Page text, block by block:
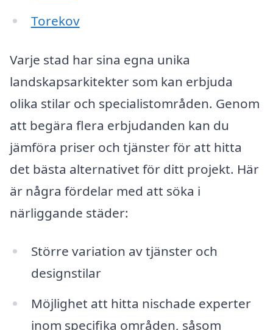
Torekov
Varje stad har sina egna unika
landskapsarkitekter som kan erbjuda
olika stilar och specialistområden. Genom
att begära flera erbjudanden kan du
jämföra priser och tjänster för att hitta
det bästa alternativet för ditt projekt. Här
är några fördelar med att söka i
närliggande städer:
Större variation av tjänster och
designstilar
Möjlighet att hitta nischade experter
inom specifika områden, såsom